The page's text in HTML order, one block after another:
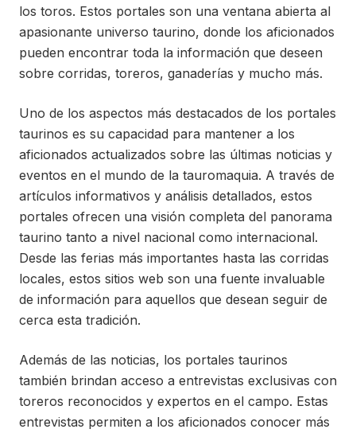
los toros. Estos portales son una ventana abierta al
apasionante universo taurino, donde los aficionados
pueden encontrar toda la información que deseen
sobre corridas, toreros, ganaderías y mucho más.
Uno de los aspectos más destacados de los portales
taurinos es su capacidad para mantener a los
aficionados actualizados sobre las últimas noticias y
eventos en el mundo de la tauromaquia. A través de
artículos informativos y análisis detallados, estos
portales ofrecen una visión completa del panorama
taurino tanto a nivel nacional como internacional.
Desde las ferias más importantes hasta las corridas
locales, estos sitios web son una fuente invaluable
de información para aquellos que desean seguir de
cerca esta tradición.
Además de las noticias, los portales taurinos
también brindan acceso a entrevistas exclusivas con
toreros reconocidos y expertos en el campo. Estas
entrevistas permiten a los aficionados conocer más